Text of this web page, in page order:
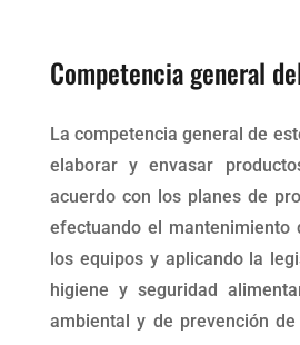
Competencia general
La competencia general de
elaborar y envasar
acuerdo con los planes de
efectuando el mantenimiento
los equipos y aplicando la
higiene y seguridad
ambiental y de prevención